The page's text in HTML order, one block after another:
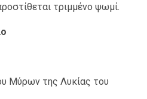
τριμμένο ψωμί.
Μύρων της Λυκίας του